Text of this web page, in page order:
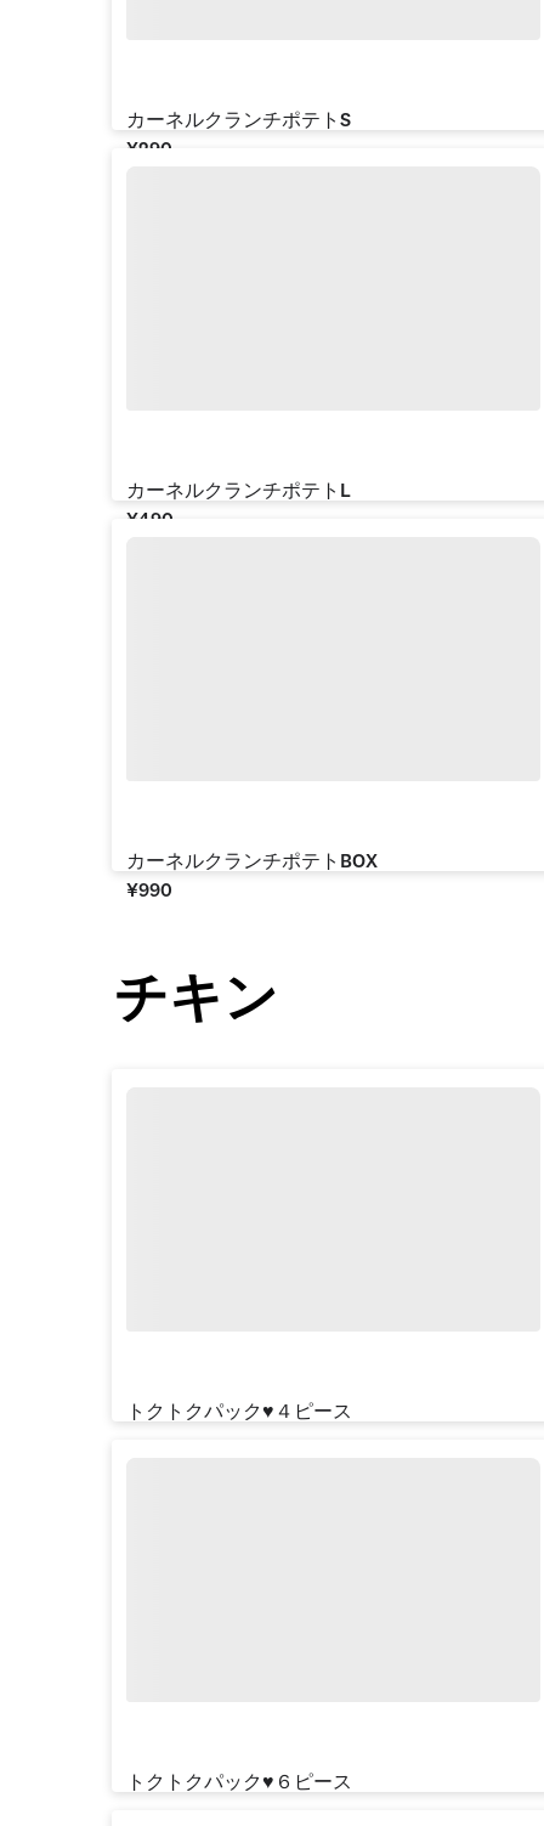
カーネルクランチポテトS
¥‎290
カーネルクランチポテトL
¥‎490
カーネルクランチポテトBOX
¥‎990
チキン
トクトクパック♥４ピース
トクトクパック♥６ピース